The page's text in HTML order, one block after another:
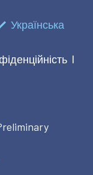
Українська
|